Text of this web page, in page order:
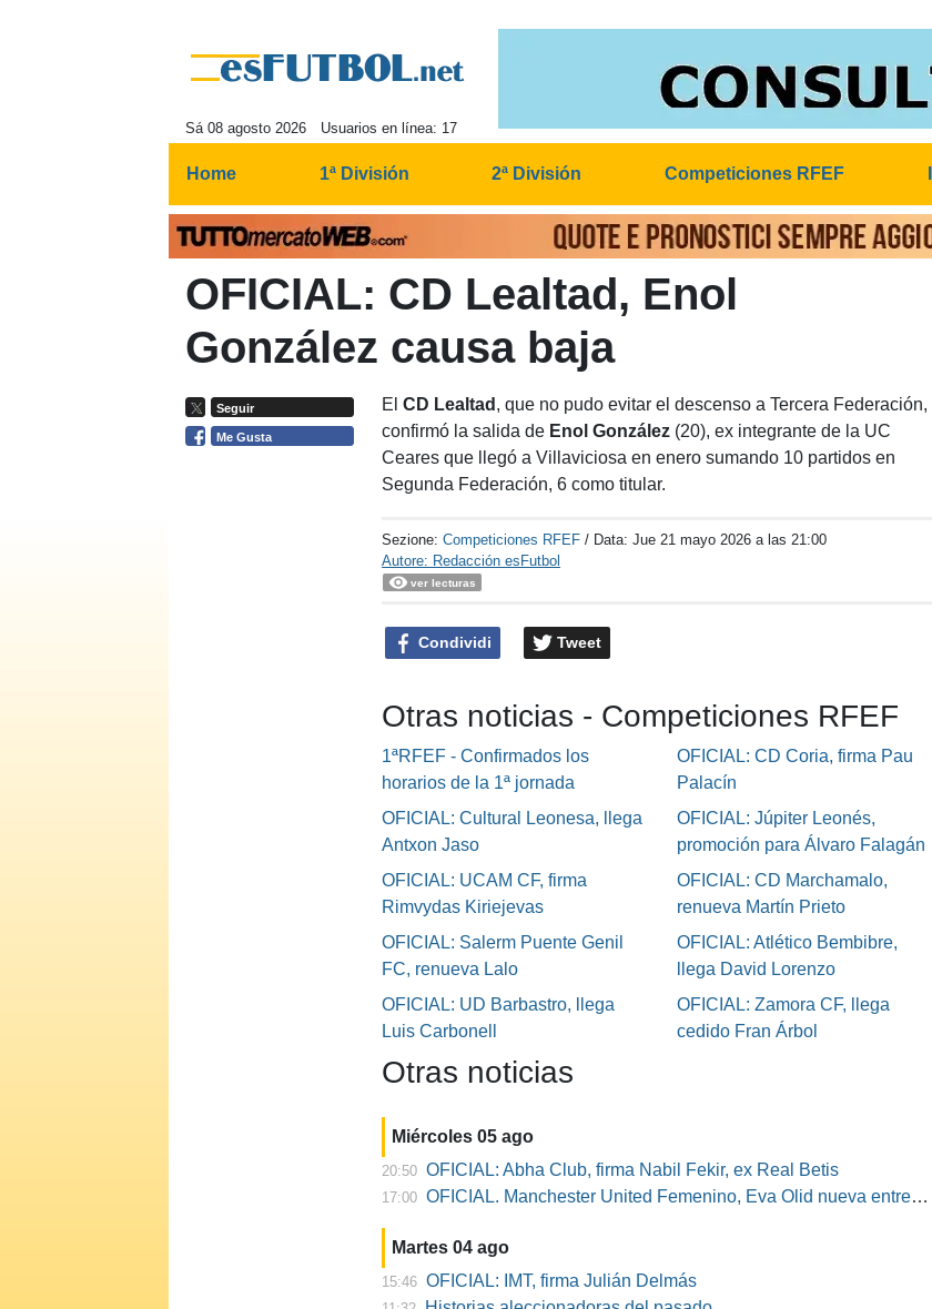
Sá 08 agosto 2026 Usuarios en línea: 17
Home 1ª División 2ª División Competiciones RFEF
OFICIAL: CD Lealtad, Enol
González causa baja
Seguir
Me Gusta
El CD Lealtad , que no pudo evitar el descenso a Tercera Federación,
confirmó la salida de Enol González (20), ex integrante de la UC
Ceares que llegó a Villaviciosa en enero sumando 10 partidos en
Segunda Federación, 6 como titular.
Sezione:Competiciones RFEF / Data:Jue 21 mayo 2026 a las 21:00
Autore: Redacción esFutbol
ver lecturas
Condividi Tweet
Otras noticias - Competiciones RFEF
1ªRFEF - Confirmados los
horarios de la 1ª jornada
OFICIAL: CD Coria, firma Pau
Palacín
OFICIAL: Cultural Leonesa, llega
Antxon Jaso
OFICIAL: Júpiter Leonés,
promoción para Álvaro Falagán
OFICIAL: UCAM CF, firma
Rimvydas Kiriejevas
OFICIAL: CD Marchamalo,
renueva Martín Prieto
OFICIAL: Salerm Puente Genil
FC, renueva Lalo
OFICIAL: Atlético Bembibre,
llega David Lorenzo
OFICIAL: UD Barbastro, llega
Luis Carbonell
OFICIAL: Zamora CF, llega
cedido Fran Árbol
Otras noticias
Miércoles 05 ago
20:50 OFICIAL: Abha Club, firma Nabil Fekir, ex Real Betis
17:00 OFICIAL. Manchester United Femenino, Eva Olid nueva entrenadora
Martes 04 ago
15:46 OFICIAL: IMT, firma Julián Delmás